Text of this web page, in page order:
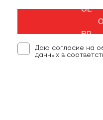
Даю согласие на
данных в